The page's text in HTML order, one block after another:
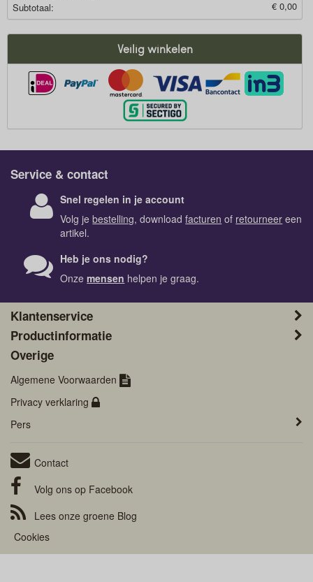
Subtotaal:
€ 0,00
Veilig winkelen
Service & contact
Snel regelen in je account
Volg jebestelling, downloadfacturen of retourneer een
artikel.
Heb je ons nodig?
Onzemensen helpen je graag.
Klantenservice
Productinformatie
Overige
Algemene Voorwaarden
Privacy verklaring
Pers
Contact
Volg ons op Facebook
Lees onze groene Blog
Cookies